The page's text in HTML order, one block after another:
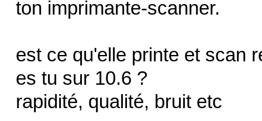
ton imprimante-scanner.
est ce qu'elle printe et scan
es tu sur 10.6 ?
rapidité, qualité, bruit etc